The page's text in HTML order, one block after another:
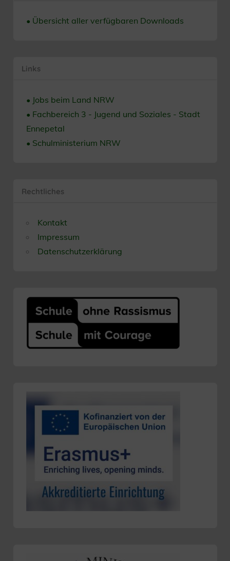
• Übersicht aller verfügbaren Downloads
Links
• Jobs beim Land NRW
• Fachbereich 3 - Jugend und Soziales - Stadt
Ennepetal
• Schulministerium NRW
Rechtliches
Kontakt
Impressum
Datenschutzerklärung